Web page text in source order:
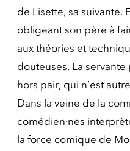
de Lisette, sa suivante.
obligeant son père à
aux théories et
douteuses. La
hors pair, qui n’est
Dans la veine de la
comédien·nes
la force comique de